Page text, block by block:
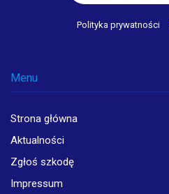
Polityka prywatności
Menu
Strona główna
Aktualności
Zgłoś szkodę
Impressum